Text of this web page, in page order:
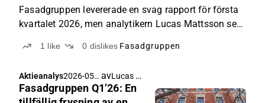
Fasadgruppen levererade en svag rapport för första
kvartalet 2026, men analytikern Lucas Mattsson ser
1 like 0 dislikes Fasadgruppen
Aktieanalys2026-05-
22 04:30
av Lucas Mattsson
Fasadgruppen Q1’26: En